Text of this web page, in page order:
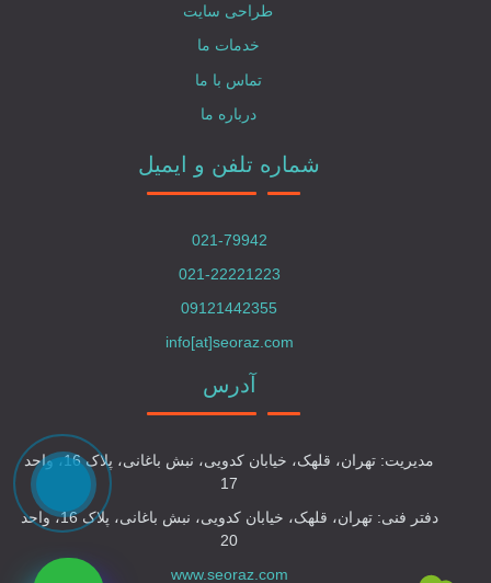
طراحی سایت
خدمات ما
تماس با ما
درباره ما
شماره تلفن و ایمیل
021-79942
021-22221223
09121442355
info[at]seoraz.com
آدرس
مدیریت: تهران، قلهک، خیابان کدویی، نبش باغانی، پلاک 16، واحد
17
دفتر فنی: تهران، قلهک، خیابان کدویی، نبش باغانی، پلاک 16، واحد
20
www.seoraz.com